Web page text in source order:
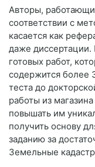
Авторы,
соответствии с
касается как
даже диссертации.
готовых работ,
содержится более
теста до
работы из
повышать им
получить основу
заданию за
Земельные